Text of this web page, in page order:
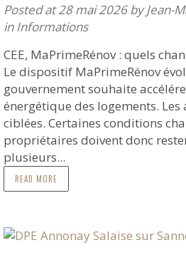
Posted at 28 mai 2026 byJean-
inInformations
CEE, MaPrimeRénov : quels
Le dispositif MaPrimeRénov
gouvernement souhaite
énergétique des logements.
ciblées. Certaines conditions
propriétaires doivent donc
plusieurs...
READ MORE